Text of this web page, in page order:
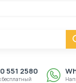
551 2580
бесплатный